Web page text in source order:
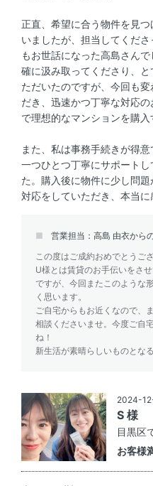
正直、希望に合う物件を見
いましたが、担当してくだ
もお世話になった高島さん
確に汲み取ってくださり、
ただいたのですが、今回も
だき、迅速かつ丁寧な対応
で理想的なマンションを購入
また、私は事務手続きが得
一つひとつ丁寧にサポート
た。購入後に物件に少し問
対応をしていただき、本当に
営業担当：高島 由衣から
この度はご成約おめでとうござ
U様とは賃貸のお手伝いをさ
ですが、今回またこのような
く思います。
ご自宅からもお近くなので、
相談くださいませ。今度ご自
ね！
新生活が素晴らしいものとな
2024-
S 様
目黒区
お客様